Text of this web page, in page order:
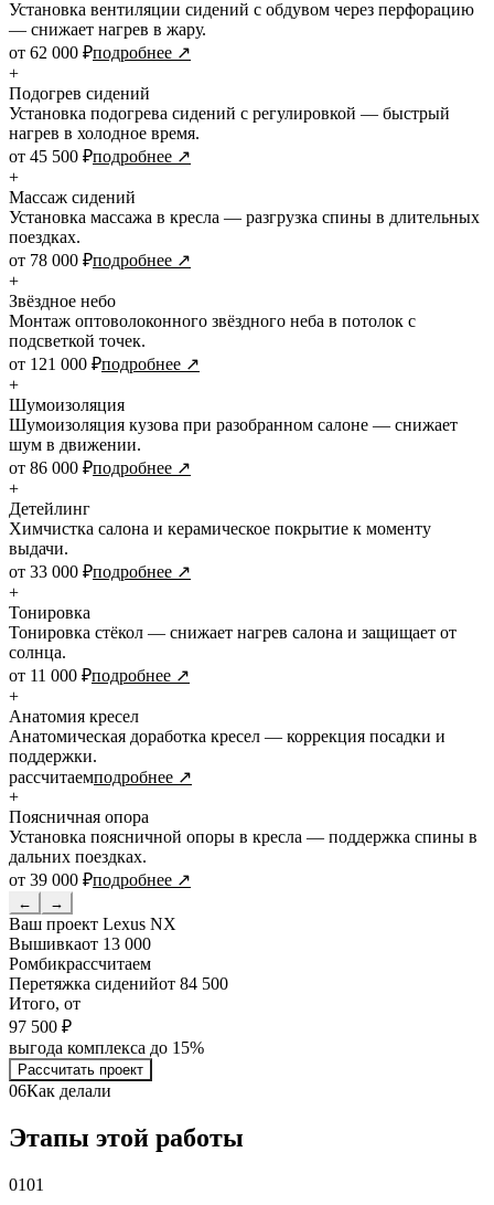
Установка вентиляции сидений с обдувом через перфорацию
— снижает нагрев в жару.
от 62 000 ₽подробнее ↗
+
Подогрев сидений
Установка подогрева сидений с регулировкой — быстрый
нагрев в холодное время.
от 45 500 ₽подробнее ↗
+
Массаж сидений
Установка массажа в кресла — разгрузка спины в длительных
поездках.
от 78 000 ₽подробнее ↗
+
Звёздное небо
Монтаж оптоволоконного звёздного неба в потолок с
подсветкой точек.
от 121 000 ₽подробнее ↗
+
Шумоизоляция
Шумоизоляция кузова при разобранном салоне — снижает
шум в движении.
от 86 000 ₽подробнее ↗
+
Детейлинг
Химчистка салона и керамическое покрытие к моменту
выдачи.
от 33 000 ₽подробнее ↗
+
Тонировка
Тонировка стёкол — снижает нагрев салона и защищает от
солнца.
от 11 000 ₽подробнее ↗
+
Анатомия кресел
Анатомическая доработка кресел — коррекция посадки и
поддержки.
рассчитаемподробнее ↗
+
Поясничная опора
Установка поясничной опоры в кресла — поддержка спины в
дальних поездках.
от 39 000 ₽подробнее ↗
← →
Ваш проект Lexus NX
Вышивкаот 13 000
Ромбикрассчитаем
Перетяжка сиденийот 84 500
Итого, от
97 500 ₽
выгода комплекса до 15%
Рассчитать проект
06Как делали
Этапы этой работы
0101